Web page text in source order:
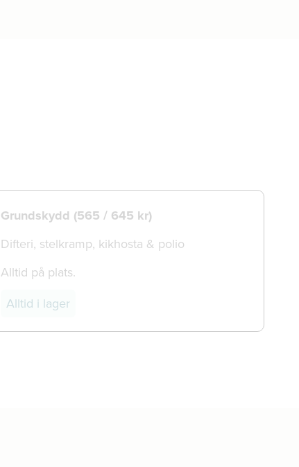
Grundskydd (565 / 645 kr)
Difteri, stelkramp, kikhosta & polio
Alltid på plats.
Alltid i lager